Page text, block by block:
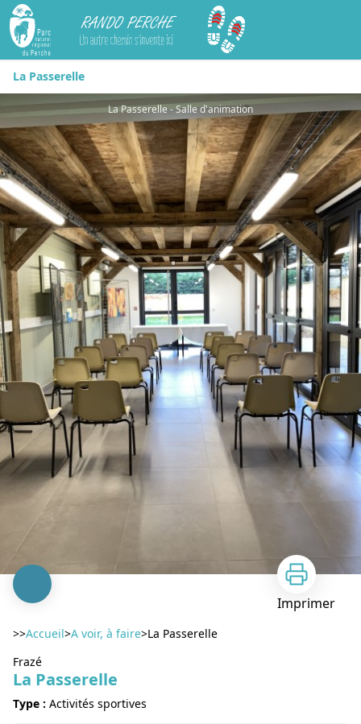
Rando Perche
La Passerelle
La Passerelle - Salle d'animation
Imprimer
>>Accueil>A voir, à faire>La Passerelle
Frazé
La Passerelle
Type : Activités sportives